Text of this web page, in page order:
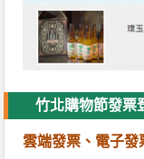
竹北購物節發票
雲端發票、電子發